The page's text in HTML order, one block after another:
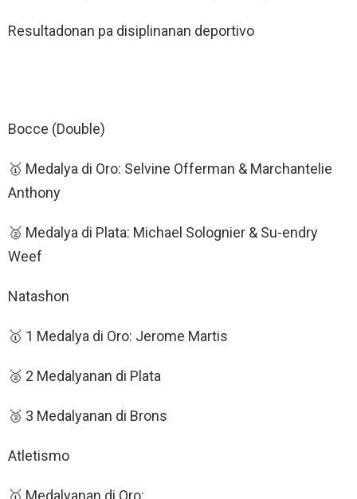
Resultadonan pa disiplinanan deportivo
Bocce (Double)
🥇 Medalya di Oro: Selvine Offerman & Marchantelie
Anthony
🥈 Medalya di Plata: Michael Solognier & Su-endry
Weef
Natashon
🥇 1 Medalya di Oro: Jerome Martis
🥈 2 Medalyanan di Plata
🥉 3 Medalyanan di Brons
Atletismo